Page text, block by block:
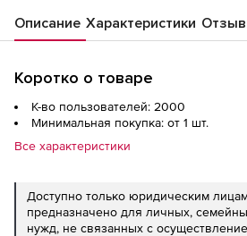
Описание Характеристики
Коротко о товаре
К-во пользователей: 2000
Минимальная покупка: от 1 шт.
Все характеристики
Доступно только юридическим
предназначено для личных,
нужд, не связанных с